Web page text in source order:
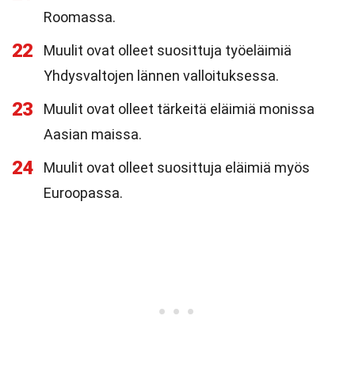
Roomassa.
22
Muulit ovat olleet suosittuja työeläimiä
Yhdysvaltojen lännen valloituksessa.
23
Muulit ovat olleet tärkeitä eläimiä monissa
Aasian maissa.
24
Muulit ovat olleet suosittuja eläimiä myös
Euroopassa.